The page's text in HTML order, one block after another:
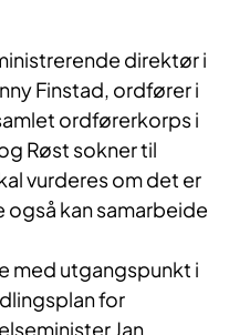
direktør i
Finstad, ordfører i
ordførerkorps i
Røst sokner til
vurderes om det er
kan samarbeide
med utgangspunkt i
for
Jan